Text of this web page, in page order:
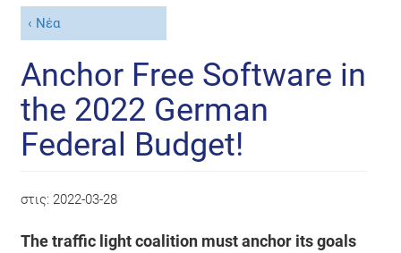
Νέα
Anchor Free Software in
the 2022 German
Federal Budget!
στις: 2022-03-28
The traffic light coalition must anchor its goals